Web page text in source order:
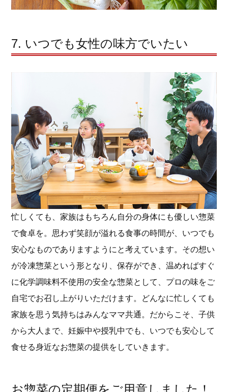
7. いつでも女性の味方でいたい
忙しくても、家族はもちろん自分の身体にも優しい惣菜
で食卓を。思わず笑顔が溢れる食事の時間が、いつでも
安心なものでありますようにと考えています。その想い
が冷凍惣菜という形となり、保存ができ、温めればすぐ
に化学調味料不使用の安全な惣菜として、プロの味をご
自宅でお召し上がりいただけます。どんなに忙しくても
家族を思う気持ちはみんなママ共通。だからこそ、子供
から大人まで、妊娠中や授乳中でも、いつでも安心して
食せる身近なお惣菜の提供をしていきます。
お惣菜の定期便をご用意しました！